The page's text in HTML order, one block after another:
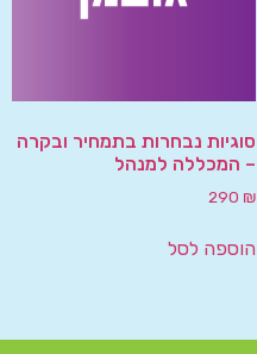
סוגיות נבחרות בתמחיר ובקרה
– המכללה למנהל
290 ₪
הוספה לסל